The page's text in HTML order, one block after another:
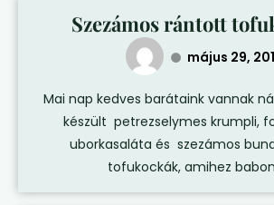
Szezámos rántott
május 29,
Mai nap kedves barátaink vannak
készült petrezselymes krumpli,
uborkasaláta és szezámos
tofukockák, amihez